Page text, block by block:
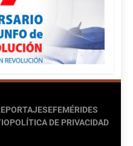
EFEMÉRIDES
POLÍTICA DE PRIVACIDAD